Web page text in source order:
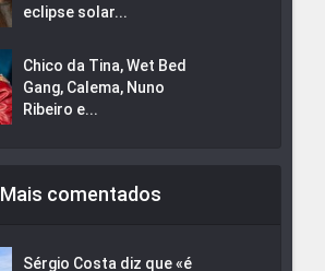
eclipse solar...
Chico da Tina, Wet Bed
Gang, Calema, Nuno
Ribeiro e...
Mais comentados
Sérgio Costa diz que «é